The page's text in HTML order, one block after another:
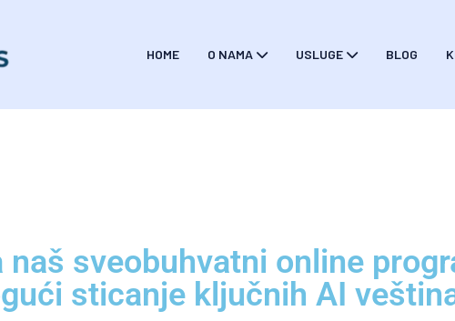
HOME O NAMA USLUGE BLOG
naš sveobuhvatni online
sticanje ključnih AI